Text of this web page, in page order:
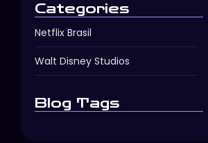
Categories
Netflix Brasil
Walt Disney Studios
Blog Tags